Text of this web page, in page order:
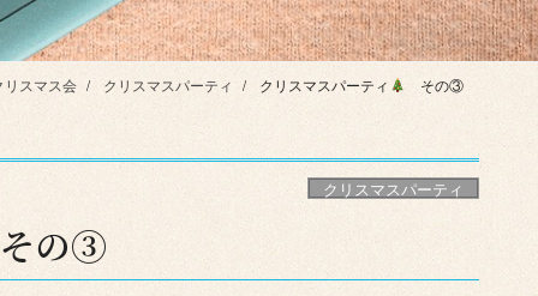
リスマス会 クリスマスパーティ クリスマスパーティ その③
クリスマスパーティ
の③